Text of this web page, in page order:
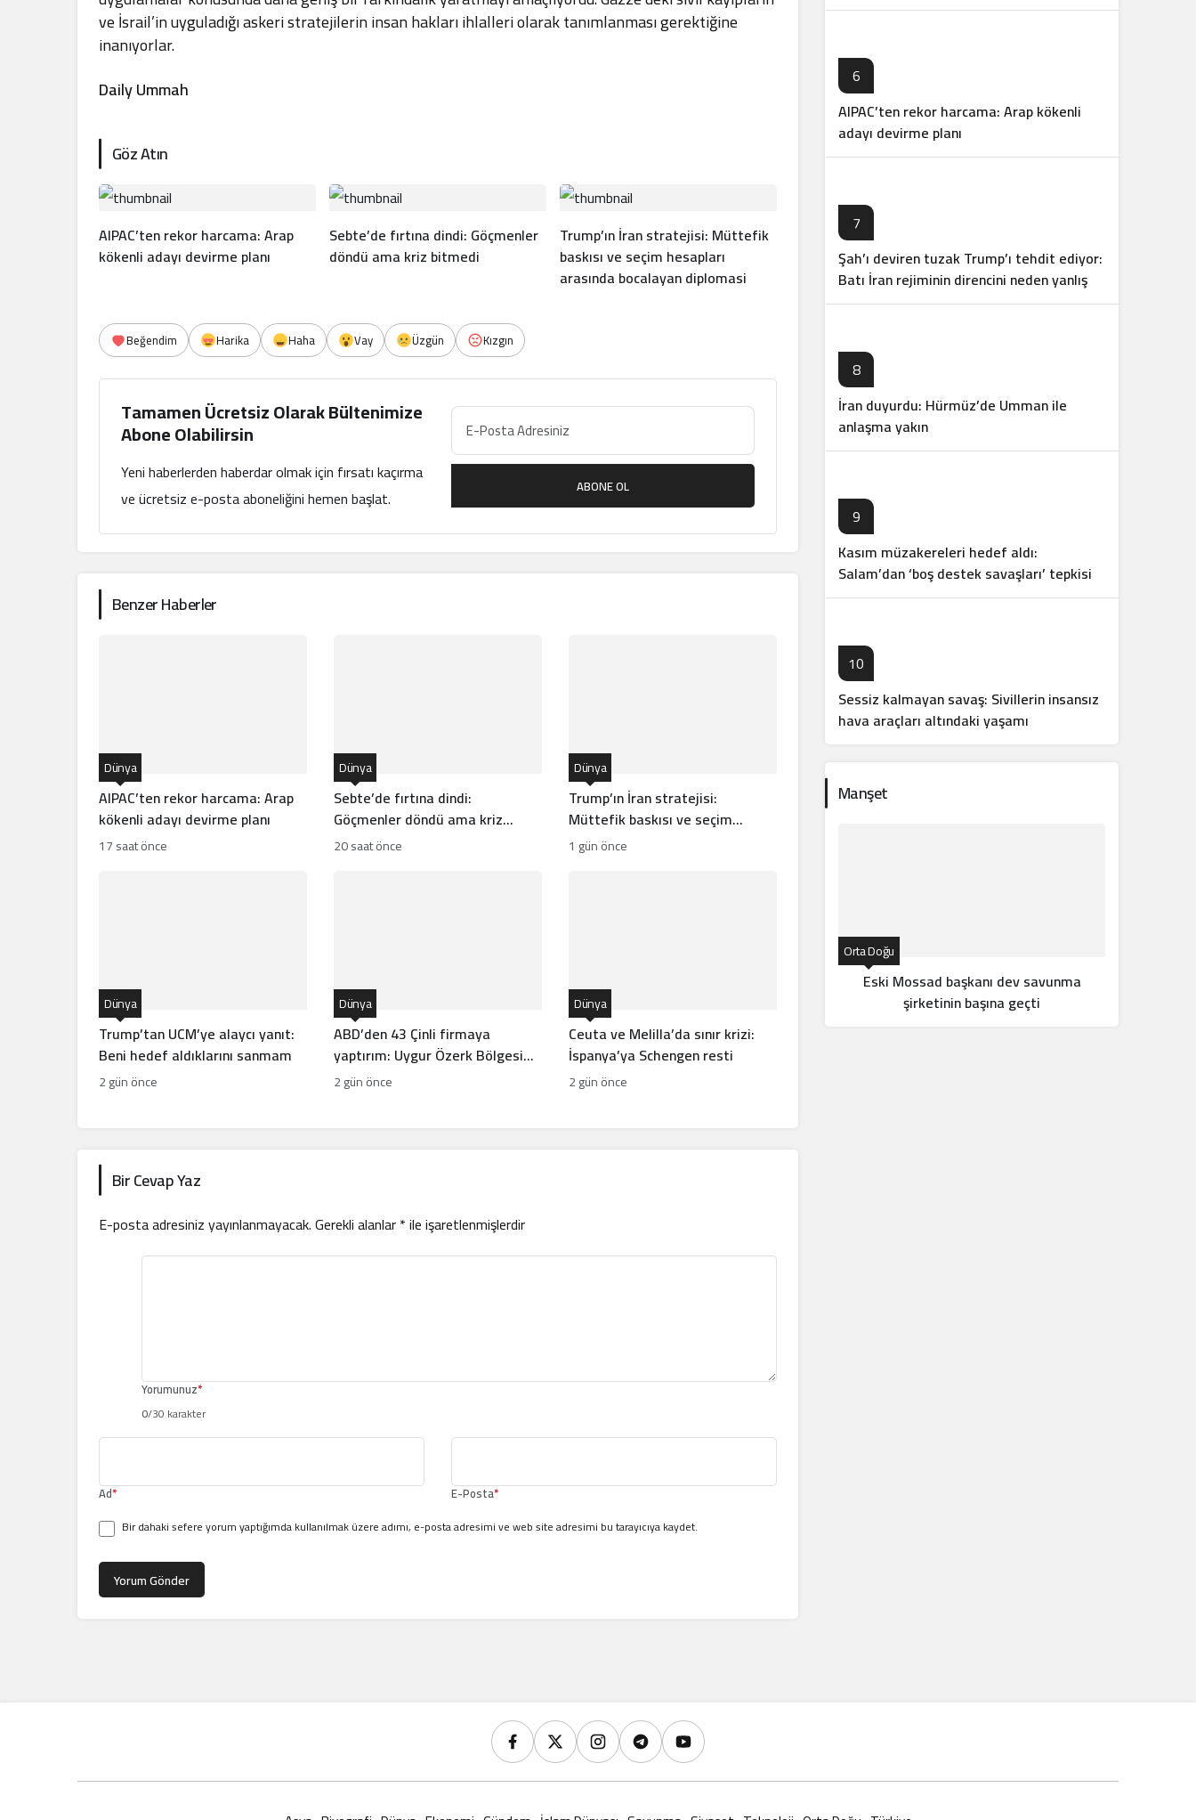
ve İsrail’in uyguladığı askeri stratejilerin insan hakları ihlalleri olarak tanımlanması gerektiğine
inanıyorlar.
Daily Ummah
Göz Atın
AIPAC’ten rekor harcama: Arap
kökenli adayı devirme planı
Sebte’de fırtına dindi: Göçmenler
döndü ama kriz bitmedi
Trump’ın İran stratejisi: Müttefik
baskısı ve seçim hesapları
arasında bocalayan diplomasi
Beğendim Harika Haha Vay Üzgün Kızgın
Tamamen Ücretsiz Olarak Bültenimize
Abone Olabilirsin
Yeni haberlerden haberdar olmak için fırsatı kaçırma
ve ücretsiz e-posta aboneliğini hemen başlat.
ABONE OL
Benzer Haberler
AIPAC’ten rekor harcama: Arap
kökenli adayı devirme planı
Dünya
17 saat önce
Sebte’de fırtına dindi:
Göçmenler döndü ama kriz
bitmedi
Dünya
20 saat önce
Trump’ın İran stratejisi:
Müttefik baskısı ve seçim
hesapları arasında bocalayan
diplomasi
Dünya
1 gün önce
Trump’tan UCM’ye alaycı yanıt:
Beni hedef aldıklarını sanmam
Dünya
2 gün önce
ABD’den 43 Çinli firmaya
yaptırım: Uygur Özerk Bölgesi
kriz çıkardı
Dünya
2 gün önce
Ceuta ve Melilla’da sınır krizi:
İspanya’ya Schengen resti
Dünya
2 gün önce
Bir Cevap Yaz
E-posta adresiniz yayınlanmayacak.Gerekli alanlar*ile işaretlenmişlerdir
Yorumunuz*
0/30 karakter
Ad* E-Posta*
Bir dahaki sefere yorum yaptığımda kullanılmak üzere adımı, e-posta adresimi ve web site adresimi bu tarayıcıya kaydet.
Yorum Gönder
6
AIPAC’ten rekor harcama: Arap kökenli
adayı devirme planı
7
Şah’ı deviren tuzak Trump’ı tehdit ediyor:
Batı İran rejiminin direncini neden yanlış
anlıyor
8
İran duyurdu: Hürmüz’de Umman ile
anlaşma yakın
9
Kasım müzakereleri hedef aldı:
Salam’dan ‘boş destek savaşları’ tepkisi
10
Sessiz kalmayan savaş: Sivillerin insansız
hava araçları altındaki yaşamı
Manşet
Orta Doğu
Eski Mossad başkanı dev savunma
şirketinin başına geçti